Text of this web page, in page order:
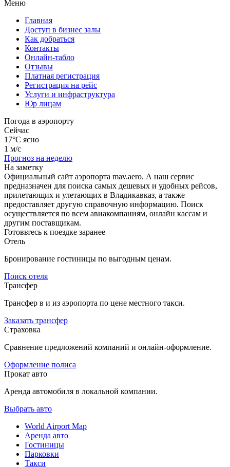
Меню
Главная
Доступ в бизнес залы
Как добраться
Контакты
Онлайн-табло
Отзывы
Платная регистрация
Регистрация на рейс
Услуги и инфраструктура
Юр лицам
Погода в аэропорту
Сейчас
17°C ясно
1 м/с
Прогноз на неделю
На заметку
Официальный сайт аэропорта mav.aero. А наш сервис
предназначен для поиска самых дешевых и удобных рейсов,
прилетающих и улетающих в Владикавказ, а также
предоставляет другую справочную информацию. Поиск
осуществляется по всем авиакомпаниям, онлайн кассам и
другим поставщикам.
Готовьтесь к поездке заранее
Отель
Бронирование гостиницы по выгодным ценам.
Поиск отеля
Трансфер
Трансфер в и из аэропорта по цене местного такси.
Заказать трансфер
Страховка
Сравнение предложений компаний и онлайн-оформление.
Оформление полиса
Прокат авто
Аренда автомобиля в локальной компании.
Выбрать авто
World Airport Map
Аренда авто
Гостиницы
Парковки
Такси